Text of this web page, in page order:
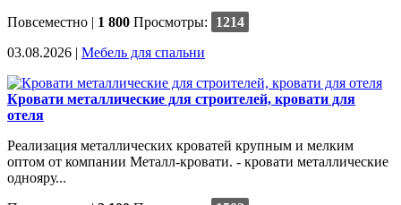
Повсеместно | 1 800 Просмотры:
1214
03.08.2026 | Мебель для спальни
Кровати металлические для строителей, кровати для
отеля
Реализация металлических кроватей крупным и мелким
оптом от компании Металл-кровати. - кровати металлические
однояру...